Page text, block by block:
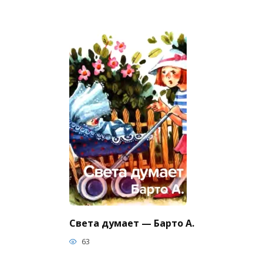
Света думает — Барто А.
63